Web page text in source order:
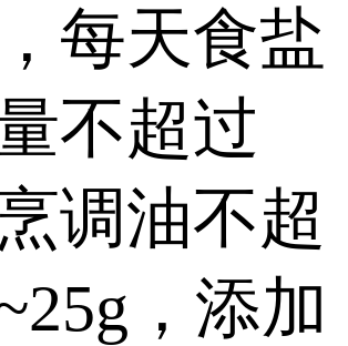
每天食盐
不超过
调油不超
，添加